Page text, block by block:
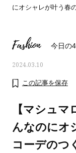
にオシャレが叶う春
Fashion 今日の
2024.03.10
この記事を保存
【マシュ
んなのにオ
コーデのつ